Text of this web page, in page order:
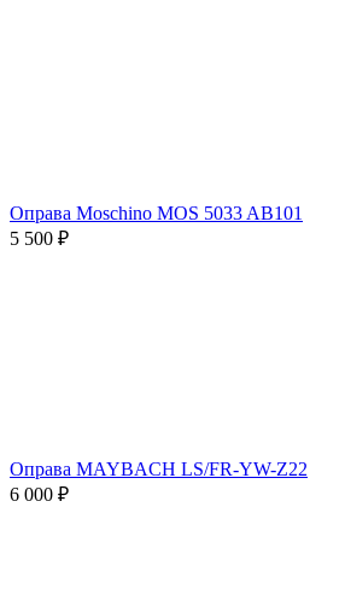
Оправа Moschino MOS 5033 AB101
5 500 ₽
Оправа MAYBACH LS/FR-YW-Z22
6 000 ₽